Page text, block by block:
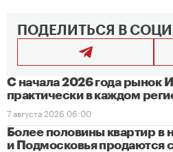
ПОДЕЛИТЬСЯ В
С начала 2026 года рынок
практически в каждом
7 августа 2026 06:00
Более половины квартир в
и Подмосковья продаются